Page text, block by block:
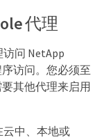
代理
问 NetApp
序访问。您必须至
其他代理来启用
中、本地或